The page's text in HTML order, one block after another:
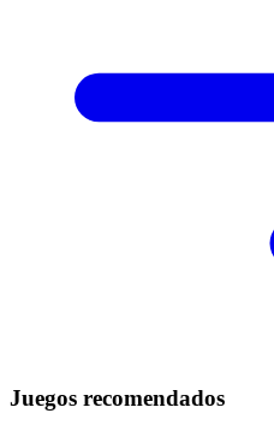
Juegos recomendados